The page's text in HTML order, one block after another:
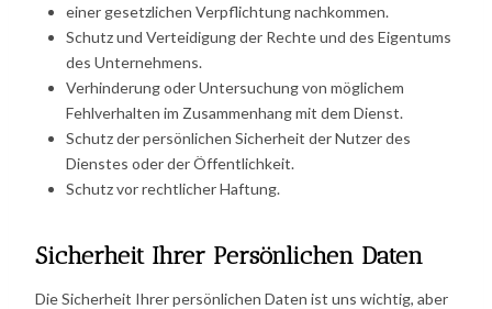
einer gesetzlichen Verpflichtung nachkommen.
Schutz und Verteidigung der Rechte und des Eigentums
des Unternehmens.
Verhinderung oder Untersuchung von möglichem
Fehlverhalten im Zusammenhang mit dem Dienst.
Schutz der persönlichen Sicherheit der Nutzer des
Dienstes oder der Öffentlichkeit.
Schutz vor rechtlicher Haftung.
Sicherheit Ihrer Persönlichen Daten
Die Sicherheit Ihrer persönlichen Daten ist uns wichtig, aber